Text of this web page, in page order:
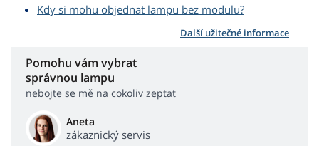
Kdy si mohu objednat lampu bez modulu?
Další užitečné informace
Pomohu vám vybrat
správnou lampu
nebojte se mě na cokoliv zeptat
Aneta
zákaznický servis